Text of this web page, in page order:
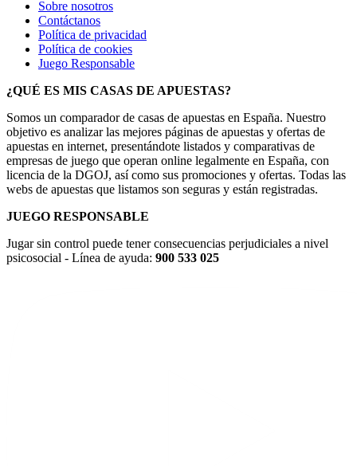
Sobre nosotros
Contáctanos
Política de privacidad
Política de cookies
Juego Responsable
¿QUÉ ES MIS CASAS DE APUESTAS?
Somos un comparador de casas de apuestas en España. Nuestro
objetivo es analizar las mejores páginas de apuestas y ofertas de
apuestas en internet, presentándote listados y comparativas de
empresas de juego que operan online legalmente en España, con
licencia de la DGOJ, así como sus promociones y ofertas. Todas las
webs de apuestas que listamos son seguras y están registradas.
JUEGO RESPONSABLE
Jugar sin control puede tener consecuencias perjudiciales a nivel
psicosocial - Línea de ayuda: 900 533 025